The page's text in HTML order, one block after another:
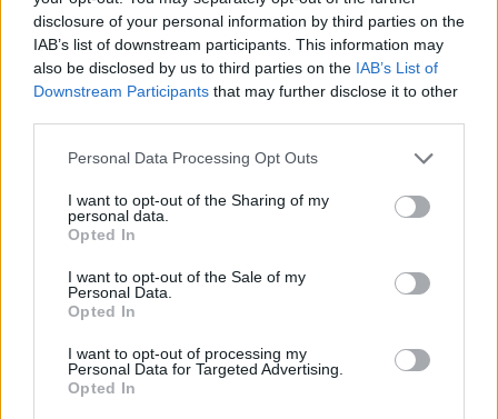
disclosure of your personal information by third parties on the
IAB’s list of downstream participants. This information may
also be disclosed by us to third parties on the IAB’s List of
Downstream Participants that may further disclose it to other
Personal Data Processing Opt Outs
I want to opt-out of the Sharing of my
personal data.
Opted In
I want to opt-out of the Sale of my
Personal Data.
Opted In
I want to opt-out of processing my
Personal Data for Targeted Advertising.
Opted In